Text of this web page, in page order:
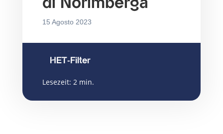
15 Agosto 2023
HET-Filter
Lesezeit: 2 min.